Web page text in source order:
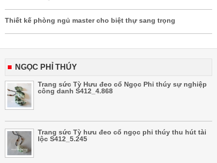
Thiết kế phòng ngủ master cho biệt thự sang trọng
NGỌC PHỈ THÚY
Trang sức Tỳ Hưu đeo cổ Ngọc Phỉ thúy sự nghiệp
công danh S412_4.868
Trang sức Tỳ hưu đeo cổ ngọc phỉ thúy thu hút tài
lộc S412_5.245